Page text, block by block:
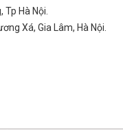
Hà Nội.
Xá, Gia Lâm, Hà Nội.